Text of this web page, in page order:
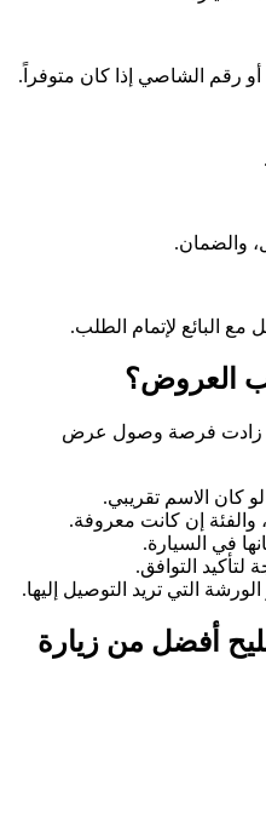
رقم الشاصي إذا كان متوفراً.
والضمان.
البائع لإتمام الطلب.
العروض؟
زادت فرصة وصول عرض
كان الاسم تقريبي.
والفئة إن كانت معروفة.
في السيارة.
التي تريد التوصيل إليها.
أفضل من زيارة